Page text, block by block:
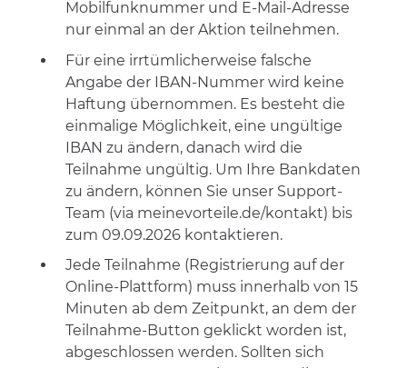
Mobilfunknummer und E-Mail-Adresse
nur einmal an der Aktion teilnehmen.
Für eine irrtümlicherweise falsche
Angabe der IBAN-Nummer wird keine
Haftung übernommen. Es besteht die
einmalige Möglichkeit, eine ungültige
IBAN zu ändern, danach wird die
Teilnahme ungültig. Um Ihre Bankdaten
zu ändern, können Sie unser Support-
Team (via meinevorteile.de/kontakt) bis
zum 09.09.2026 kontaktieren.
Jede Teilnahme (Registrierung auf der
Online-Plattform) muss innerhalb von 15
Minuten ab dem Zeitpunkt, an dem der
Teilnahme-Button geklickt worden ist,
abgeschlossen werden. Sollten sich